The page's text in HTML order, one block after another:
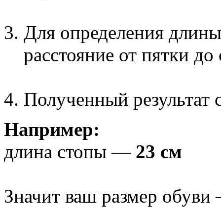
Для определения
расстояние от пятки
Полученный результат
Например:
длина стопы — 23 см
Значит ваш размер